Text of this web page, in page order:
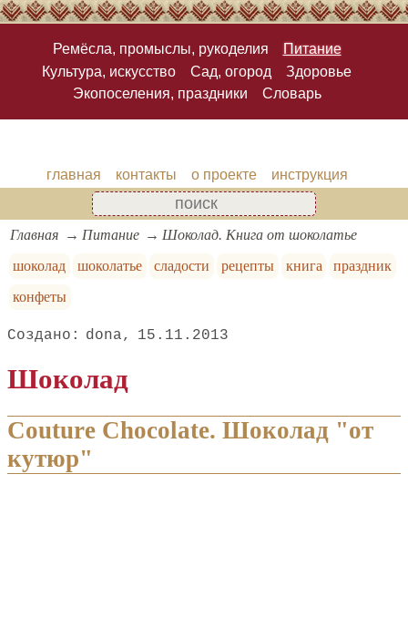
Ремёсла, промыслы, рукоделия
Питание
Культура, искусство
Сад, огород
Здоровье
Экопоселения, праздники
Словарь
главная контакты о проекте инструкция
Главная Питание
Шоколад. Книга от шоколатье
шоколад
шоколатье сладости рецепты книга
праздник
конфеты
dona 15.11.2013
Шоколад
Couture Chocolate. Шоколад "от
кутюр"